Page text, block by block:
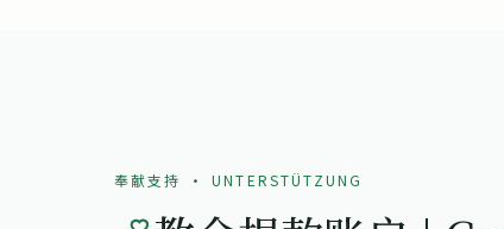
奉献支持 · UNTERSTÜTZUNG